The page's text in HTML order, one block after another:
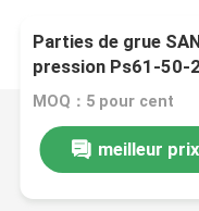
Parties de grue
pression Ps61-50-
MOQ：5 pour cent
meilleur prix